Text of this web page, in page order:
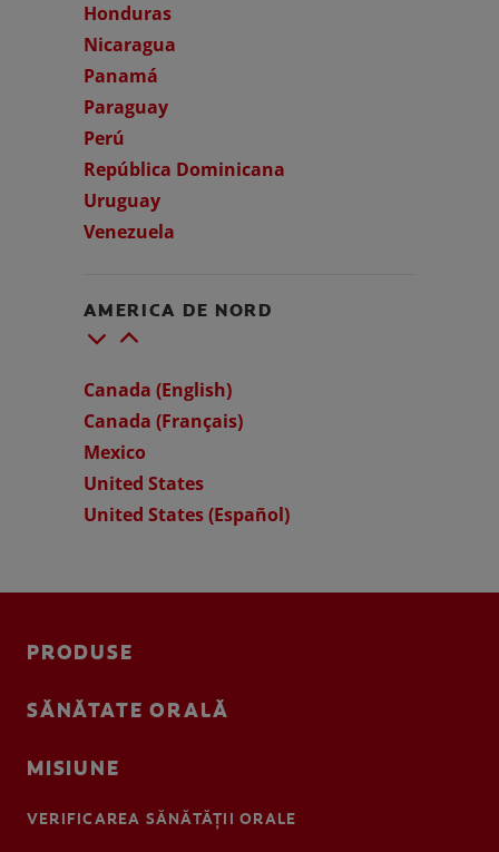
Honduras
Nicaragua
Panamá
Paraguay
Perú
República Dominicana
Uruguay
Venezuela
AMERICA DE NORD
Canada (English)
Canada (Français)
Mexico
United States
United States (Español)
PRODUSE
SĂNĂTATE ORALĂ
MISIUNE
VERIFICAREA SĂNĂTĂȚII ORALE